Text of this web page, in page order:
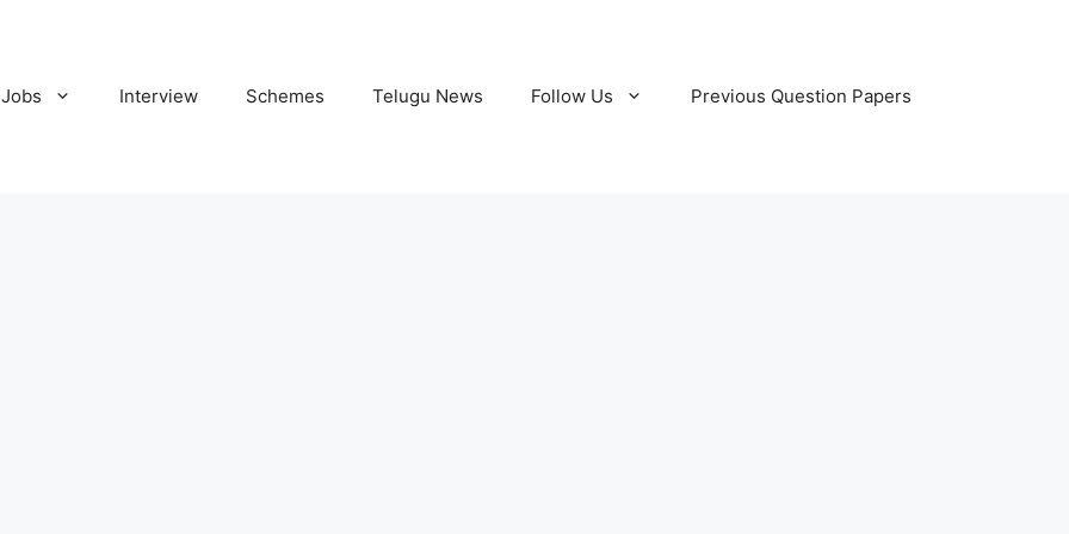
Jobs Interview Schemes Telugu News Follow Us Previous Question Papers